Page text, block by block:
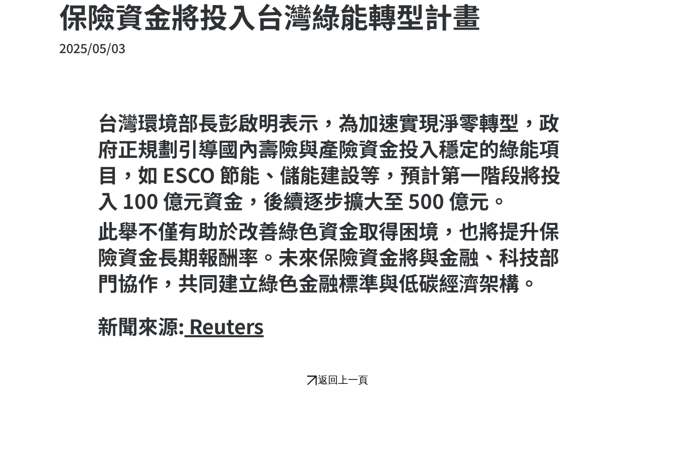
保險資金將投入台灣綠能轉型計畫
2025/05/03
台灣環境部長彭啟明表示，為加速實現淨零轉型，政
府正規劃引導國內壽險與產險資金投入穩定的綠能項
目，如 ESCO 節能、儲能建設等，預計第一階段將投
入 100 億元資金，後續逐步擴大至 500 億元。
此舉不僅有助於改善綠色資金取得困境，也將提升保
險資金長期報酬率。未來保險資金將與金融、科技部
門協作，共同建立綠色金融標準與低碳經濟架構。
​新聞來源: Reuters
返回上一頁